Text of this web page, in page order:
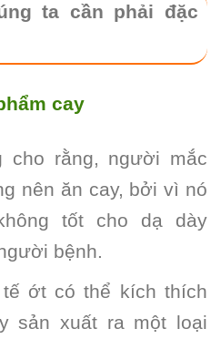
ta cần phải đặc
cay
cho rằng, người mắc
nên ăn cay, bởi vì nó
tốt cho dạ dày
bệnh.
ớt có thể kích thích
sản xuất ra một loại